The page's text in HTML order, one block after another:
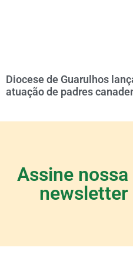
Diocese de Guarulhos
atuação de padres
Assine nossa
newsletter